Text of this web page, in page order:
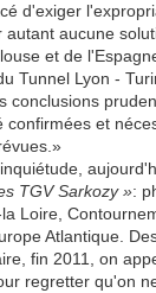
d'exiger
autant aucune
et de
Tunnel Lyon -
conclusions
confirmées et
TGV Sarkozy »:
Loire,
Atlantique.
fin 2011, on
regretter qu'on